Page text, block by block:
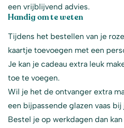
een vrijblijvend advies.
Handig om te weten
Tijdens het bestellen van je
kaartje toevoegen met een
Je kan je cadeau extra leuk
toe te voegen.
Wil je het de ontvanger extra
een bijpassende glazen vaas
Bestel je op werkdagen dan